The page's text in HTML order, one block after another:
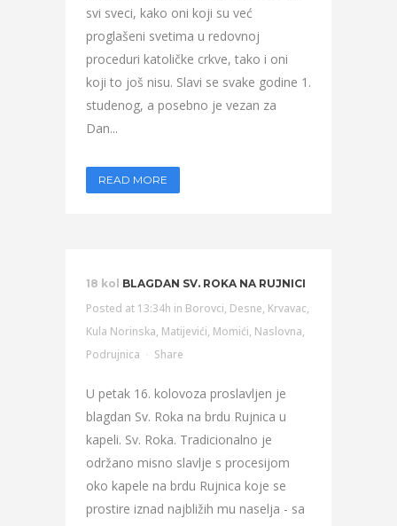
svi sveci, kako oni koji su već
proglašeni svetima u redovnoj
proceduri katoličke crkve, tako i oni
koji to još nisu. Slavi se svake godine 1.
studenog, a posebno je vezan za
Dan...
READ MORE
18 kol BLAGDAN SV. ROKA NA RUJNICI
Posted at 13:34h in Borovci, Desne, Krvavac,
Kula Norinska, Matijevići, Momići, Naslovna,
Podrujnica
Share
U petak 16. kolovoza proslavljen je
blagdan Sv. Roka na brdu Rujnica u
kapeli. Sv. Roka. Tradicionalno je
održano misno slavlje s procesijom
oko kapele na brdu Rujnica koje se
prostire iznad najbližih mu naselja - sa